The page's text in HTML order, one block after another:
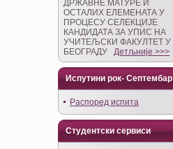
ДРЖАВНЕ МАТУРЕ И
ОСТАЛИХ ЕЛЕМЕНАТА У
ПРОЦЕСУ СЕЛЕКЦИЈЕ
КАНДИДАТА ЗА УПИС НА
УЧИТЕЉСКИ ФАКУЛТЕТ У
БЕОГРАДУ Детљније >>>
Испутини рок- Септембар
Распоред испита
Студентски сервиси